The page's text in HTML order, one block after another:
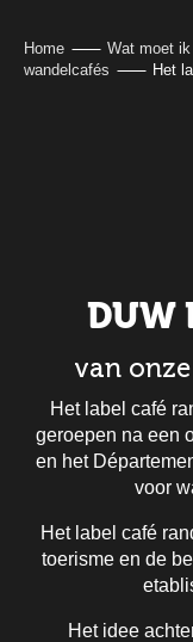
Home Wat moet
wandelcafés
Het
DUW
van
Het label café
geroepen na een
en het
voor
Het label café
toerisme en de
Het idee